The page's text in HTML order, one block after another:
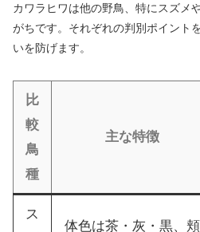
カワラヒワは他の野鳥、特にスズメ
がちです。それぞれの判別ポイント
いを防げます。
比
較
鳥
種
主な特徴
ス
体色は茶・灰・黒、頬